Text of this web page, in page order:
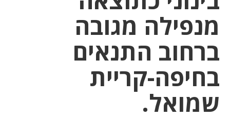
מנפילה מגובה
ברחוב התנאים
בחיפה-קריית
שמואל.